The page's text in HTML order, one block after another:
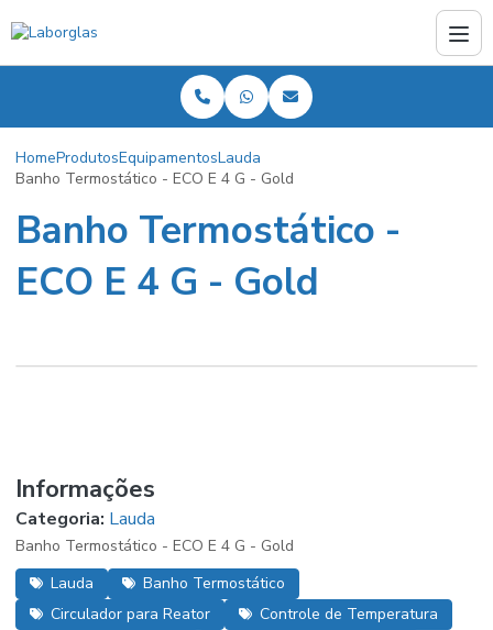
HomeProdutosEquipamentosLauda
Banho Termostático - ECO E 4 G - Gold
Banho Termostático -
ECO E 4 G - Gold
Informações
Categoria: Lauda
Banho Termostático - ECO E 4 G - Gold
Lauda
Banho Termostático
Circulador para Reator
Controle de Temperatura